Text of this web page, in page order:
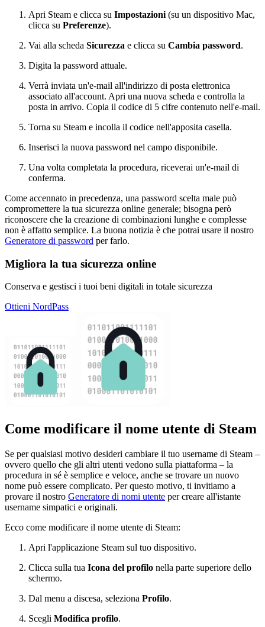
Apri Steam e clicca su Impostazioni (su un dispositivo Mac,
clicca su Preferenze).
Vai alla scheda Sicurezza e clicca su Cambia password.
Digita la password attuale.
Verrà inviata un'e-mail all'indirizzo di posta elettronica
associato all'account. Apri una nuova scheda e controlla la
posta in arrivo. Copia il codice di 5 cifre contenuto nell'e-mail.
Torna su Steam e incolla il codice nell'apposita casella.
Inserisci la nuova password nel campo disponibile.
Una volta completata la procedura, riceverai un'e-mail di
conferma.
Come accennato in precedenza, una password scelta male può
compromettere la tua sicurezza online generale; bisogna però
riconoscere che la creazione di combinazioni lunghe e complesse
non è affatto semplice. La buona notizia è che potrai usare il nostro
Generatore di password per farlo.
Migliora la tua sicurezza online
Conserva e gestisci i tuoi beni digitali in totale sicurezza
Ottieni NordPass
Come modificare il nome utente di Steam
Se per qualsiasi motivo desideri cambiare il tuo username di Steam –
ovvero quello che gli altri utenti vedono sulla piattaforma – la
procedura in sé è semplice e veloce, anche se trovare un nuovo
nome può essere complicato. Per questo motivo, ti invitiamo a
provare il nostro Generatore di nomi utente per creare all'istante
username simpatici e originali.
Ecco come modificare il nome utente di Steam:
Apri l'applicazione Steam sul tuo dispositivo.
Clicca sulla tua Icona del profilo nella parte superiore dello
schermo.
Dal menu a discesa, seleziona Profilo.
Scegli Modifica profilo.